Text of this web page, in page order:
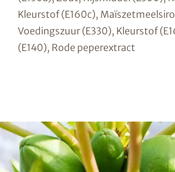
Kleurstof (E160c),
Voedingszuur (E330), Kleurstof
(E140), Rode peperextract